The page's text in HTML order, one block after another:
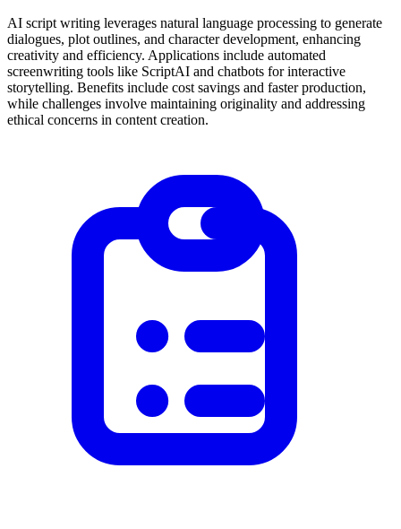
AI script writing leverages natural language processing to generate
dialogues, plot outlines, and character development, enhancing
creativity and efficiency. Applications include automated
screenwriting tools like ScriptAI and chatbots for interactive
storytelling. Benefits include cost savings and faster production,
while challenges involve maintaining originality and addressing
ethical concerns in content creation.